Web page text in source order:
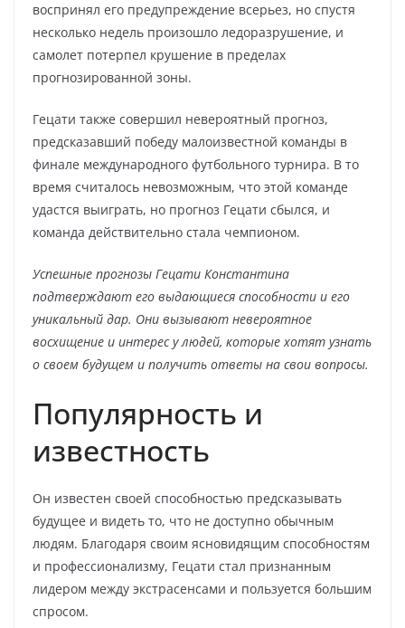
воспринял его предупреждение всерьез, но спустя
несколько недель произошло ледоразрушение, и
самолет потерпел крушение в пределах
прогнозированной зоны.
Гецати также совершил невероятный прогноз,
предсказавший победу малоизвестной команды в
финале международного футбольного турнира. В то
время считалось невозможным, что этой команде
удастся выиграть, но прогноз Гецати сбылся, и
команда действительно стала чемпионом.
Успешные прогнозы Гецати Константина
подтверждают его выдающиеся способности и его
уникальный дар. Они вызывают невероятное
восхищение и интерес у людей, которые хотят узнать
о своем будущем и получить ответы на свои вопросы.
Популярность и
известность
Он известен своей способностью предсказывать
будущее и видеть то, что не доступно обычным
людям. Благодаря своим ясновидящим способностям
и профессионализму, Гецати стал признанным
лидером между экстрасенсами и пользуется большим
спросом.